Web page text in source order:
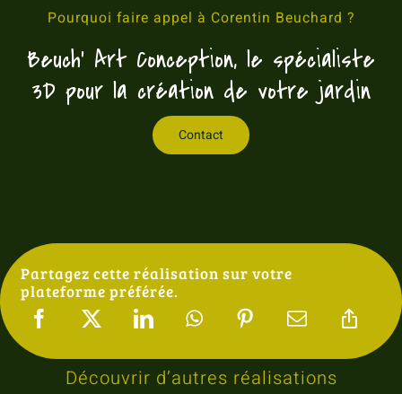
Pourquoi faire appel à Corentin Beuchard ?
Beuch’ Art Conception, le spécialiste
3D pour la création de votre jardin
Contact
Partagez cette réalisation sur votre
plateforme préférée.
Découvrir d’autres réalisations